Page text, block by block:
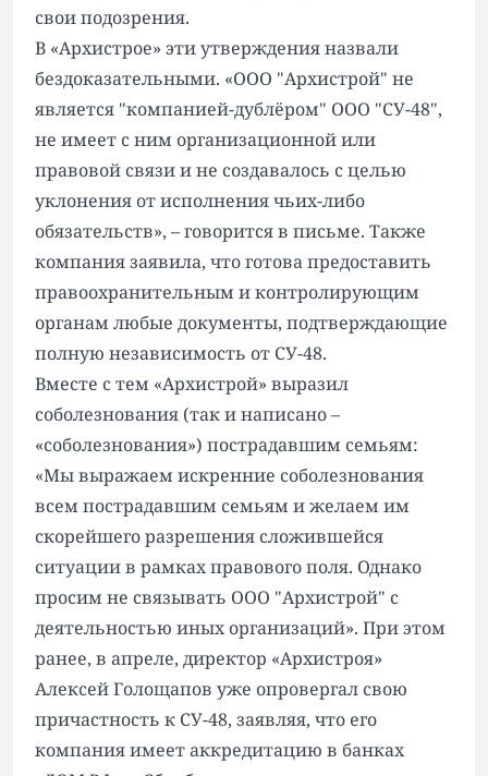
свои подозрения.
В «Архистрое» эти утверждения назвали
бездоказательными. «ООО "Архистрой" не
является "компанией-дублёром" ООО "СУ-48",
не имеет с ним организационной или
правовой связи и не создавалось с целью
уклонения от исполнения чьих-либо
обязательств», – говорится в письме. Также
компания заявила, что готова предоставить
правоохранительным и контролирующим
органам любые документы, подтверждающие
полную независимость от СУ-48.
Вместе с тем «Архистрой» выразил
соболезнования (так и написано –
«соболезнования») пострадавшим семьям:
«Мы выражаем искренние соболезнования
всем пострадавшим семьям и желаем им
скорейшего разрешения сложившейся
ситуации в рамках правового поля. Однако
просим не связывать ООО "Архистрой" с
деятельностью иных организаций». При этом
ранее, в апреле, директор «Архистроя»
Алексей Голощапов уже опровергал свою
причастность к СУ-48, заявляя, что его
компания имеет аккредитацию в банках